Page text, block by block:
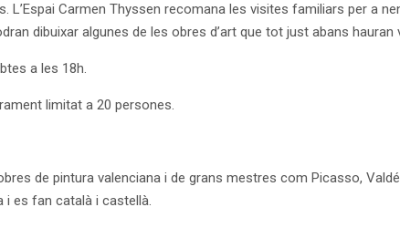
L’Espai Carmen Thyssen recomana les visites familiars per a
dibuixar algunes de les obres d’art que tot just abans hauran
a les 18h.
limitat a 20 persones.
de pintura valenciana i de grans mestres com Picasso,
i es fan català i castellà.